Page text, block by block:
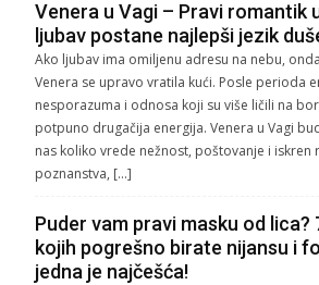
Venera u Vagi – Pravi romantik
ljubav postane najlepši jezik
Ako ljubav ima omiljenu adresu na nebu,
Venera se upravo vratila kući. Posle perioda
nesporazuma i odnosa koji su više ličili na
potpuno drugačija energija. Venera u Vagi
nas koliko vrede nežnost, poštovanje i iskren
poznanstva, […]
Puder vam pravi masku od lica?
kojih pogrešno birate nijansu i
jedna je najčešća!